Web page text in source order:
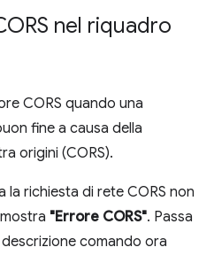
nel riquadro
CORS quando una
fine a causa della
origini (CORS).
la richiesta di rete CORS non
"Errore CORS". Passa
comando ora